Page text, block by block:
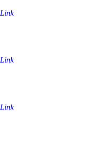
Link
Link
Link